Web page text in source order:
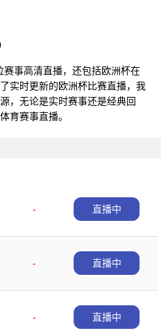
事高清直播，还包括欧洲杯在
实时更新的欧洲杯比赛直播，我
，无论是实时赛事还是经典回
育赛事直播。
-
直播中
-
直播中
-
直播中